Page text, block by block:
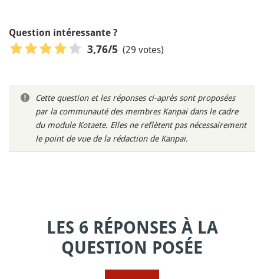
Question intéressante ?
3,76/5 (29 votes)
Cette question et les réponses ci-après sont proposées
par la communauté des membres Kanpai dans le cadre
du module Kotaete. Elles ne reflètent pas nécessairement
le point de vue de la rédaction de Kanpai.
LES 6 RÉPONSES À LA
QUESTION POSÉE